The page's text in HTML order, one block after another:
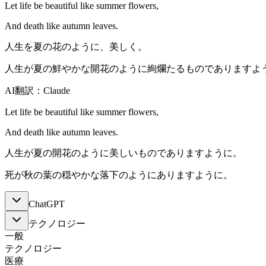
Let life be beautiful like summer flowers,
And death like autumn leaves.
人生を夏の花のように、美しく。
人生が夏の鮮やかな開花のように絢爛たるものでありますよ
AI翻訳：Claude
Let life be beautiful like summer flowers,
And death like autumn leaves.
人生が夏の開花のように美しいものでありますように。
死が秋の葉の穏やかな落下のようにありますように。
ChatGPT
テクノロジー
一般
テクノロジー
医療